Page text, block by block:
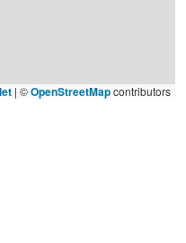
| ©OpenStreetMapcontributors